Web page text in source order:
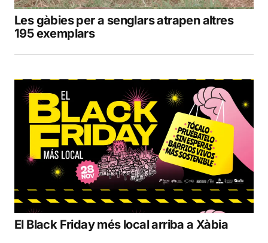
Les gàbies per a senglars atrapen altres
195 exemplars
El Black Friday més local arriba a Xàbia